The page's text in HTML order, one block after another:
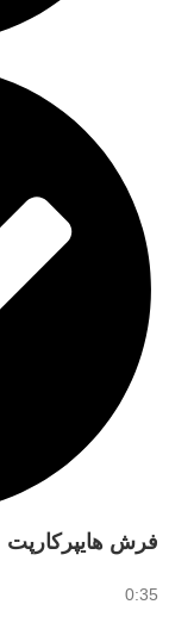
فرش هایپرکارپت
0:35